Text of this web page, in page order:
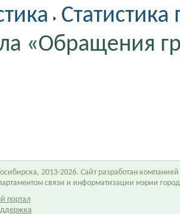
«Обращения
2013-2026. Сайт разработан компанией
связи и информатизации мэрии
портал